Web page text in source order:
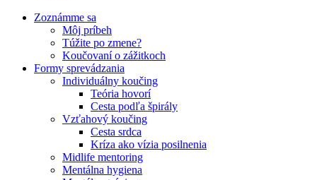
Zoznámme sa
Môj príbeh
Túžite po zmene?
Koučovaní o zážitkoch
Formy sprevádzania
Individuálny koučing
Teória hovorí
Cesta podľa špirály
Vzťahový koučing
Cesta srdca
Kríza ako vízia posilnenia
Midlife mentoring
Mentálna hygiena